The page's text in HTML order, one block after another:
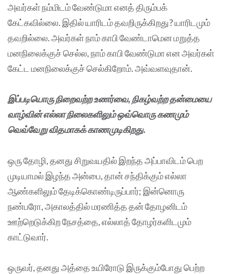
அவர்கள் நம்மிடம் வேண்டுமா எனத் திரும்பக்
கேட்கவில்லை. இதில் யாரிடம் தவறிருக்கிறது? யாரிடமும்
தவறில்லை. அவர்கள் நாம் காபி வேண்டாமென மறுத்த
மனநிலைக்குச் செல்ல, நாம் காபி வேண்டுமா என அவர்கள்
கேட்ட மனநிலைக்குச் செல்கிறோம். அவ்வளவுதான்.
இப்படியொரு நிறைவற்ற உணர்வை, நிகழ்வற்ற தன்மையை
வாழ்வின் எல்லா நிலைகளிலும் ஒவ்வொரு கணமும்
வெவ்வேறு விதமாகக் காணமுடிகிறது.
ஒரு தோழி, தனது சிறுவயதில் இறந்த அப்பாவிடம் பெற
முடியாமல் இழந்த அன்பை, தான் சந்திக்கும் எல்லா
ஆண்களிலும் தேடிக்கொண்டிருப்பார்; இன்னொரு
நண்பரோ, அகாலத்தில் மரணித்த தன் தோழனிடம்
ஊற்றெடுக்கிற நேசத்தை, எல்லாத் தோழர்களிடமும்
காட்டுவார்.
ஒருவர், தனது அத்தை உயிரோடு இருக்கும்போது பெற்ற